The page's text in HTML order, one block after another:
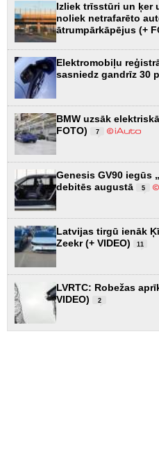
Izliek trīsstūri un ķer
noliek netrafarēto
ātrumpārkāpējus (+
Elektromobiļu
sasniedz gandrīz 30
BMW uzsāk
FOTO)
7
Genesis GV90 iegūs
debitēs augustā
5
Latvijas tirgū ienāk
Zeekr (+ VIDEO)
11
LVRTC: Robežas
VIDEO)
2